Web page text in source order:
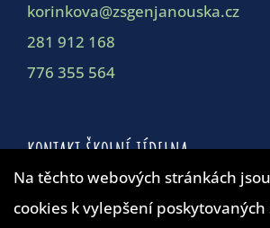
korinkova@zsgenjanouska.cz
281 912 168
776 355 564
KONTAKT ŠKOLNÍ JÍDELNA
Školní jídelna
Na těchto webových stránkách
cookies k vylepšení